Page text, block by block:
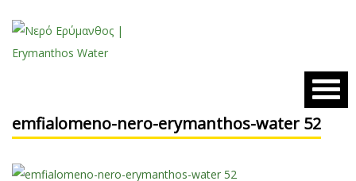
emfialomeno-nero-erymanthos-water 52